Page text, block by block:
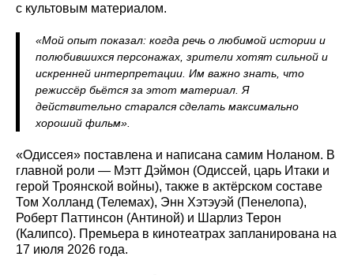
с культовым материалом.
«Мой опыт показал: когда речь о любимой истории и
полюбившихся персонажах, зрители хотят сильной и
искренней интерпретации. Им важно знать, что
режиссёр бьётся за этот материал. Я
действительно старался сделать максимально
хороший фильм».
«Одиссея» поставлена и написана самим Ноланом. В
главной роли — Мэтт Дэймон (Одиссей, царь Итаки и
герой Троянской войны), также в актёрском составе
Том Холланд (Телемах), Энн Хэтэуэй (Пенелопа),
Роберт Паттинсон (Антиной) и Шарлиз Терон
(Калипсо). Премьера в кинотеатрах запланирована на
17 июля 2026 года.